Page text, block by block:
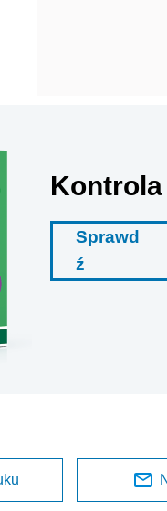
Kontrola
Sprawd
ź